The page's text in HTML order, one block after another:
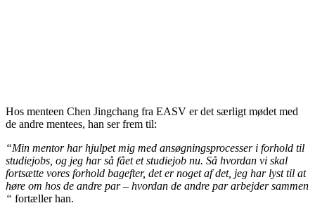
Hos menteen Chen Jingchang fra EASV er det særligt mødet med
de andre mentees, han ser frem til:
“Min mentor har hjulpet mig med ansøgningsprocesser i forhold til
studiejobs, og jeg har så fået et studiejob nu. Så hvordan vi skal
fortsætte vores forhold bagefter, det er noget af det, jeg har lyst til at
høre om hos de andre par – hvordan de andre par arbejder sammen
“ fortæller han.